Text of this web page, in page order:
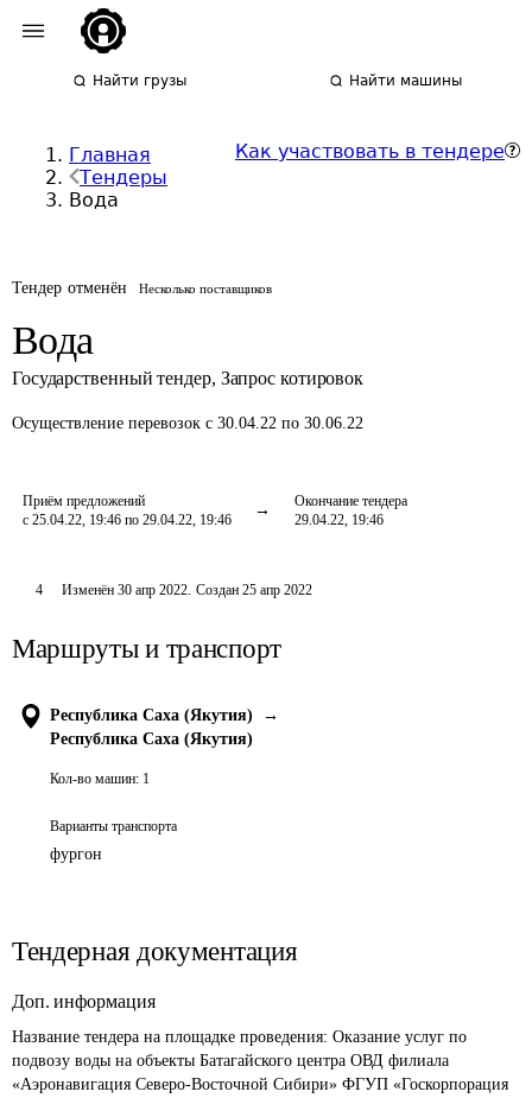
Найти грузы Найти машины
Главная
Тендеры
Вода
Как участвовать в тендере
Тендер отменён Несколько поставщиков
Вода
Государственный тендер, Запрос котировок
Осуществление перевозок с 30.04.22 по 30.06.22
Приём предложений
с 25.04.22, 19:46 по 29.04.22, 19:46
Окончание тендера
29.04.22, 19:46
4 Изменён 30 апр 2022. Создан 25 апр 2022
Маршруты и транспорт
Республика Саха (Якутия)
→
Республика Саха (Якутия)
Кол-во машин: 1
Варианты транспорта
фургон
Тендерная документация
Доп. информация
Название тендера на площадке проведения: Оказание услуг по
подвозу воды на объекты Батагайского центра ОВД филиала
«Аэронавигация Северо-Восточной Сибири» ФГУП «Госкорпорация